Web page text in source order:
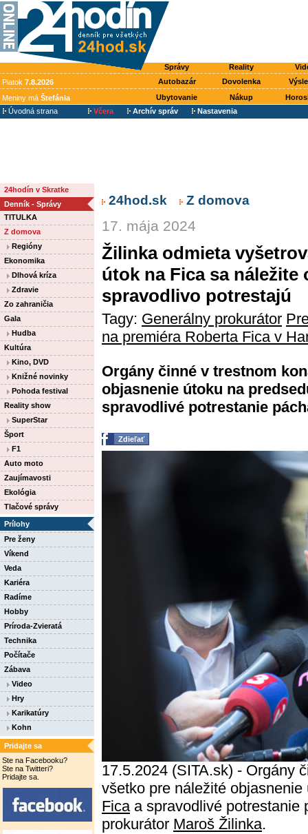
Správy Reality
Piatok 7.8.2026 Autobazár Dovolenka
Meniny má Štefánia Ubytovanie Nákup
Úvodná strana
Včera Archív správ Nastavenia
24hodín v Skratke
Denník - Správy
TITULKA
Z domova
Regióny
Ekonomika
Dlhová kríza
Zdravie
Zo zahraničia
Gala
Hudba
Kultúra
Kino, DVD
Knižné novinky
Pohoda festival
Reality show
SuperStar
Šport
F1
Auto moto
Zaujímavosti
Ekológia
Tlačové správy
Prílohy
Pre ženy
Víkend
Veda
Kariéra
Radíme
Hobby
Príroda-Zvieratá
Technika
Počítače
Zábava
Video
Hry
Karikatúry
Kohn
Pridajte sa
Ste na Facebooku?
Ste na Twitteri?
Pridajte sa.
24hod.sk Z domova
17. mája 2024
Žilinka odmieta
útok na Fica sa náležite
spravodlivo potrestajú
Tagy: Generálny prokurátor
na premiéra Roberta Fica v
Orgány činné v trestnom
objasnenie útoku na
spravodlivé potrestanie
Zdieľať
17.5.2024 (SITA.sk) - Orgány
všetko pre náležité
Ficaa spravodlivé potrestanie
prokurátor Maroš Žilinka.